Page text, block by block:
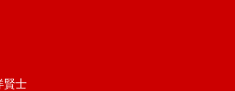
賢士